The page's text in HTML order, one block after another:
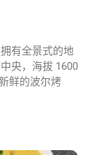
有全景式的地
央，海拔 1600
鲜的波尔烤